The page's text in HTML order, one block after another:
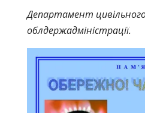
Департамент
облдержадміністрації.